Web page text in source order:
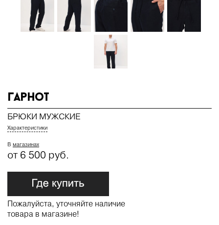
Гарнот
БРЮКИ МУЖСКИЕ
Характеристики
В магазинах
от 6 500 руб.
Пожалуйста, уточняйте наличие
товара в магазине!